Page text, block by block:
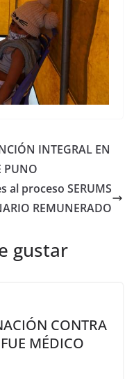
INTEGRAL EN
PUNO
proceso SERUMS
REMUNERADO
gustar
CONTRA
MÉDICO